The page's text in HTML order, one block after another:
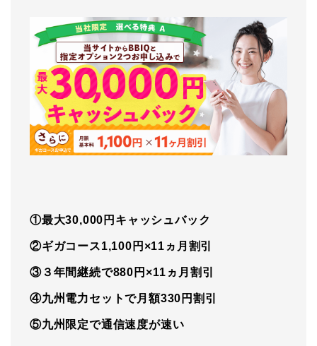
①最大30,000円キャッシュバック
②ギガコース1,100円×11ヵ月割引
③３年間継続で880円×11ヵ月割引
④九州電力セットで月額330円割引
⑤九州限定で通信速度が速い